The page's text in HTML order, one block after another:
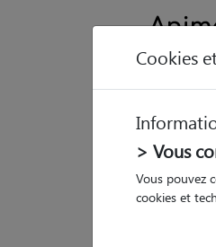
Cookies
> Vous
Vous pouvez
cookies et